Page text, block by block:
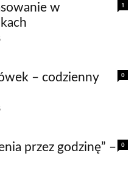
1
w
0
– codzienny
0
przez godzinę” –